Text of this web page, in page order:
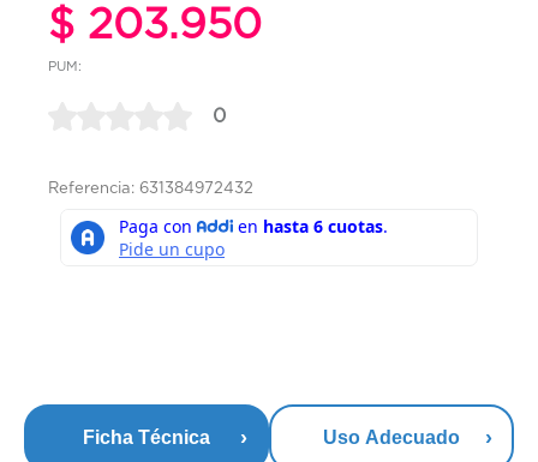
$ 203.950
PUM:
0
Referencia: 631384972432
Ficha Técnica Uso Adecuado